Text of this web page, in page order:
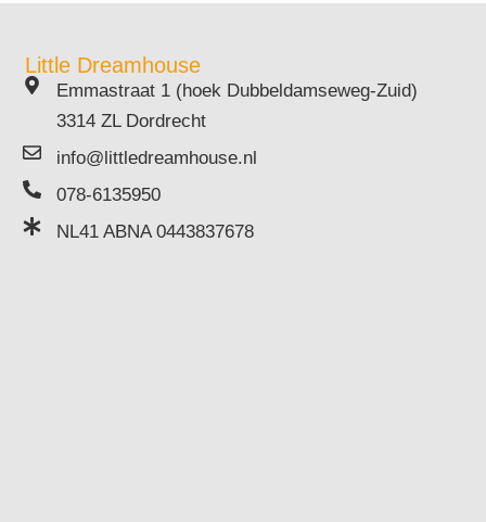
Little Dreamhouse
Emmastraat 1 (hoek Dubbeldamseweg-Zuid)
3314 ZL Dordrecht
info@littledreamhouse.nl
078-6135950
NL41 ABNA 0443837678